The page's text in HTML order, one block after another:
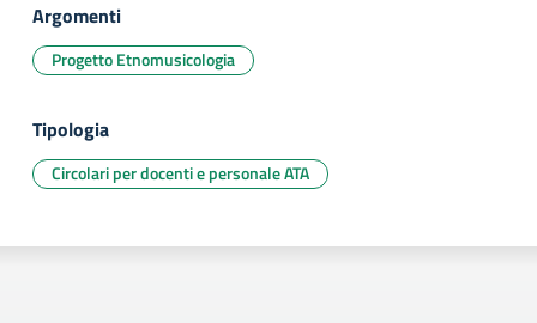
Argomenti
Progetto Etnomusicologia
Tipologia
Circolari per docenti e personale ATA